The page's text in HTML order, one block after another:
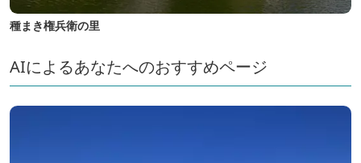
種まき権兵衛の里
AIによるあなたへのおすすめページ